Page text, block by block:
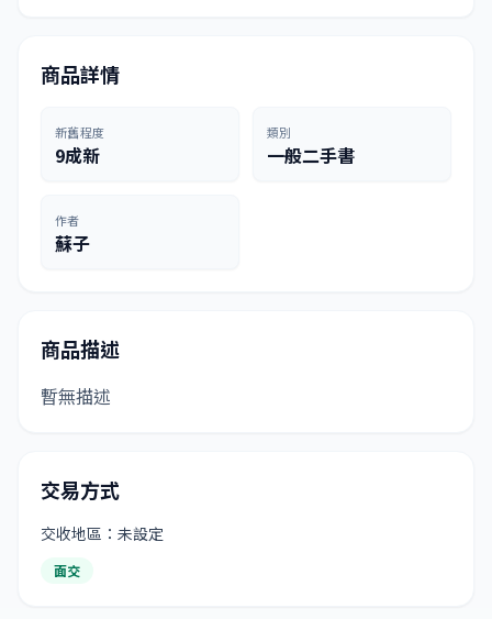
商品詳情
新舊程度
9成新
類別
一般二手書
作者
蘇子
商品描述
暫無描述
交易方式
交收地區：未設定
面交